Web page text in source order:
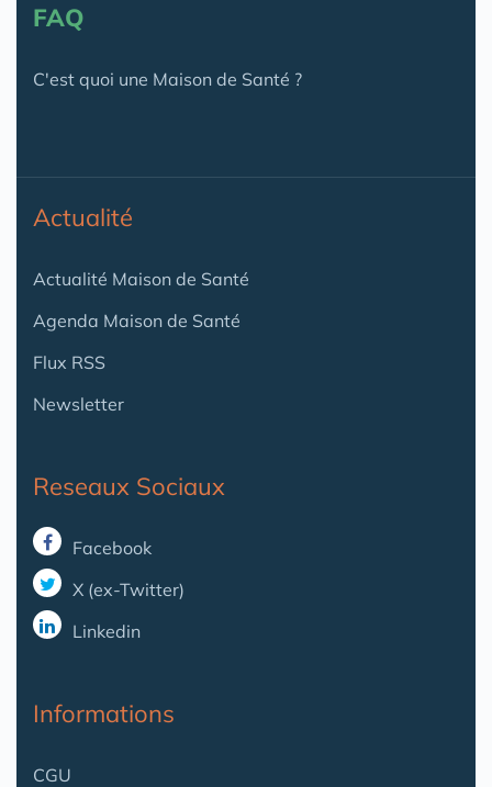
FAQ
C'est quoi une Maison de Santé ?
Actualité
Actualité Maison de Santé
Agenda Maison de Santé
Flux RSS
Newsletter
Reseaux Sociaux
Facebook
X (ex-Twitter)
Linkedin
Informations
CGU